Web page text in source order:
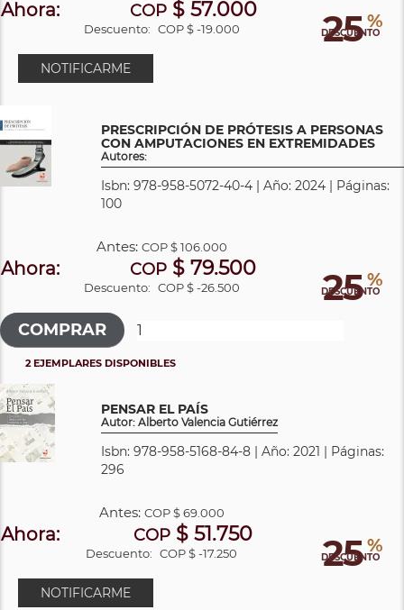
25 %
DESCUENTO
Ahora: COP$ 57.000
Descuento: COP $ -19.000
NOTIFICARME
PRESCRIPCIÓN DE PRÓTESIS A PERSONAS
CON AMPUTACIONES EN EXTREMIDADES
Autores:
Isbn: 978-958-5072-40-4 | Año: 2024 | Páginas:
100
25 %
DESCUENTO
Antes: COP$ 106.000
Ahora: COP $ 79.500
Descuento: COP $ -26.500
2 EJEMPLARES DISPONIBLES
PENSAR EL PAÍS
Autor: Alberto Valencia Gutiérrez
Isbn: 978-958-5168-84-8 | Año: 2021 | Páginas:
296
25 %
DESCUENTO
Antes: COP$ 69.000
Ahora: COP $ 51.750
Descuento: COP $ -17.250
NOTIFICARME